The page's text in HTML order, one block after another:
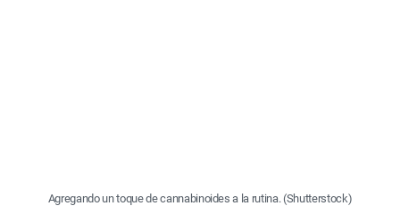
Agregando un toque de cannabinoides a la rutina. (Shutterstock)